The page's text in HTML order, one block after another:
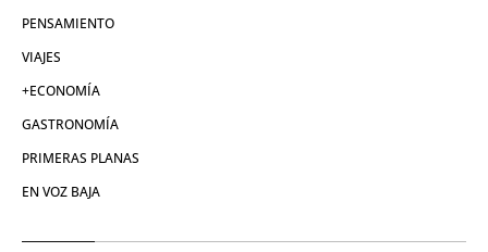
PENSAMIENTO
VIAJES
+ECONOMÍA
GASTRONOMÍA
PRIMERAS PLANAS
EN VOZ BAJA